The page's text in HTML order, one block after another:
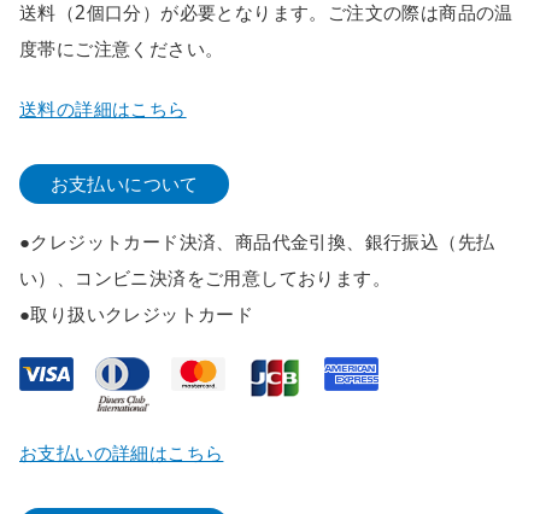
送料（2個口分）が必要となります。ご注文の際は商品の温
度帯にご注意ください。
送料の詳細はこちら
お支払いについて
●クレジットカード決済、商品代金引換、銀行振込（先払
い）、コンビニ決済をご用意しております。
●取り扱いクレジットカード
お支払いの詳細はこちら